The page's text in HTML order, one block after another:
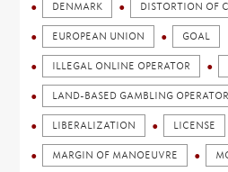
DENMARK DISTORTION OF
EUROPEAN UNION GOAL
ILLEGAL ONLINE OPERATOR
LAND-BASED GAMBLING OPERATOR
LIBERALIZATION LICENSE
MARGIN OF MANOEUVRE